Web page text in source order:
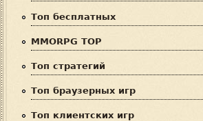
Топ бесплатных
MMORPG TOP
Топ стратегий
Топ браузерных игр
Топ клиентских игр